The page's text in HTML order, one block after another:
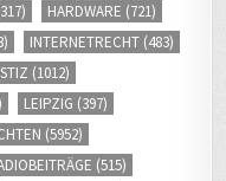
INTERNETRECHT(483)
(1012)
LEIPZIG
(5952)
SONSTIGES(219)